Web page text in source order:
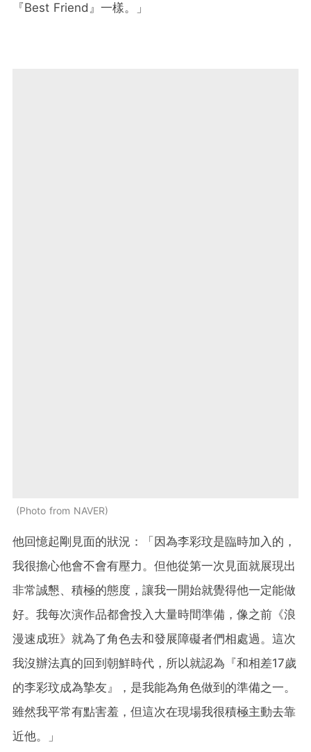
『Best Friend』一樣。」
Photo from NAVER
他回憶起剛見面的狀況：「因為李彩玟是臨時加入的，
我很擔心他會不會有壓力。但他從第一次見面就展現出
非常誠懇、積極的態度，讓我一開始就覺得他一定能做
好。我每次演作品都會投入大量時間準備，像之前《浪
漫速成班》就為了角色去和發展障礙者們相處過。這次
我沒辦法真的回到朝鮮時代，所以就認為『和相差17歲
的李彩玟成為摯友』，是我能為角色做到的準備之一。
雖然我平常有點害羞，但這次在現場我很積極主動去靠
近他。」